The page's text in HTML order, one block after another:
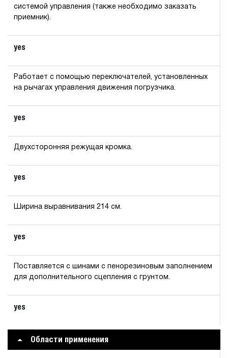
системой управления (также необходимо заказать
приемник).
yes
Работает с помощью переключателей, установленных
на рычагах управления движения погрузчика.
yes
Двухсторонняя режущая кромка.
yes
Ширина выравнивания 214 см.
yes
Поставляется с шинами с пенорезиновым заполнением
для дополнительного сцепления с грунтом.
yes
Области применения